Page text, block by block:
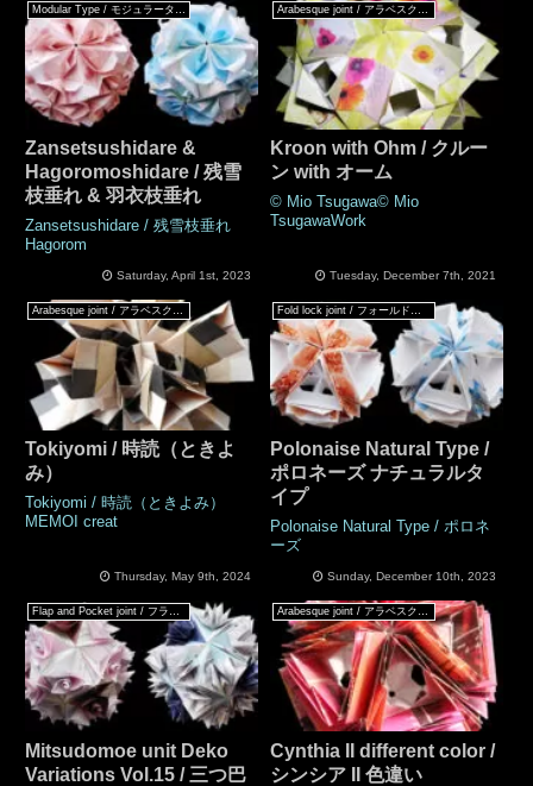
Zansetsushidare &
Hagoromoshidare / 残雪
枝垂れ & 羽衣枝垂れ
Zansetsushidare / 残雪枝垂れ
Hagorom
Saturday, April 1st, 2023
Kroon with Ohm / クルー
ン with オーム
© Mio Tsugawa© Mio
TsugawaWork
Tuesday, December 7th, 2021
Arabesque joint / アラベスクジョイント
Tokiyomi / 時読（ときよ
み）
Tokiyomi / 時読（ときよみ）
MEMOI creat
Thursday, May 9th, 2024
Fold lock joint / フォールドロックジョイント
Polonaise Natural Type /
ポロネーズ ナチュラルタ
イプ
Polonaise Natural Type / ポロネ
ーズ
Sunday, December 10th, 2023
Flap and Pocket joint / フラップ & ポケットジョイント
Mitsudomoe unit Deko
Variations Vol.15 / 三つ巴
Arabesque joint / アラベスクジョイント
Cynthia II different color /
シンシア II 色違い